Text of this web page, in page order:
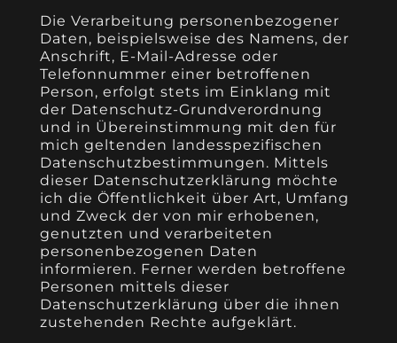
Die Verarbeitung personenbezogener
Daten, beispielsweise des Namens, der
Anschrift, E-Mail-Adresse oder
Telefonnummer einer betroffenen
Person, erfolgt stets im Einklang mit
der Datenschutz-Grundverordnung
und in Übereinstimmung mit den für
mich geltenden landesspezifischen
Datenschutzbestimmungen. Mittels
dieser Datenschutzerklärung möchte
ich die Öffentlichkeit über Art, Umfang
und Zweck der von mir erhobenen,
genutzten und verarbeiteten
personenbezogenen Daten
informieren. Ferner werden betroffene
Personen mittels dieser
Datenschutzerklärung über die ihnen
zustehenden Rechte aufgeklärt.